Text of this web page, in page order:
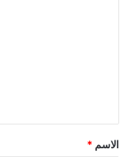
*
الاسم *